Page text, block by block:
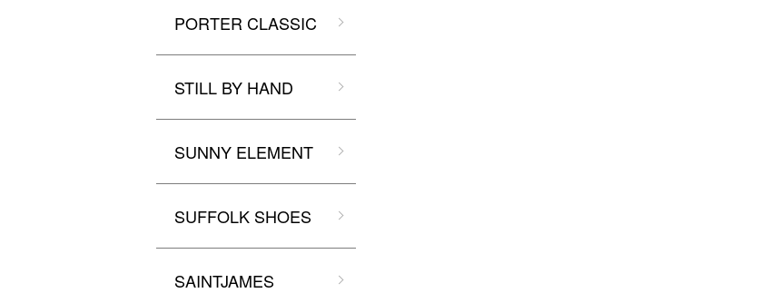
PORTER CLASSIC
STILL BY HAND
SUNNY ELEMENT
SUFFOLK SHOES
SAINTJAMES